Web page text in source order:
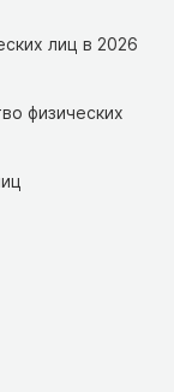
лиц в 2026
физических